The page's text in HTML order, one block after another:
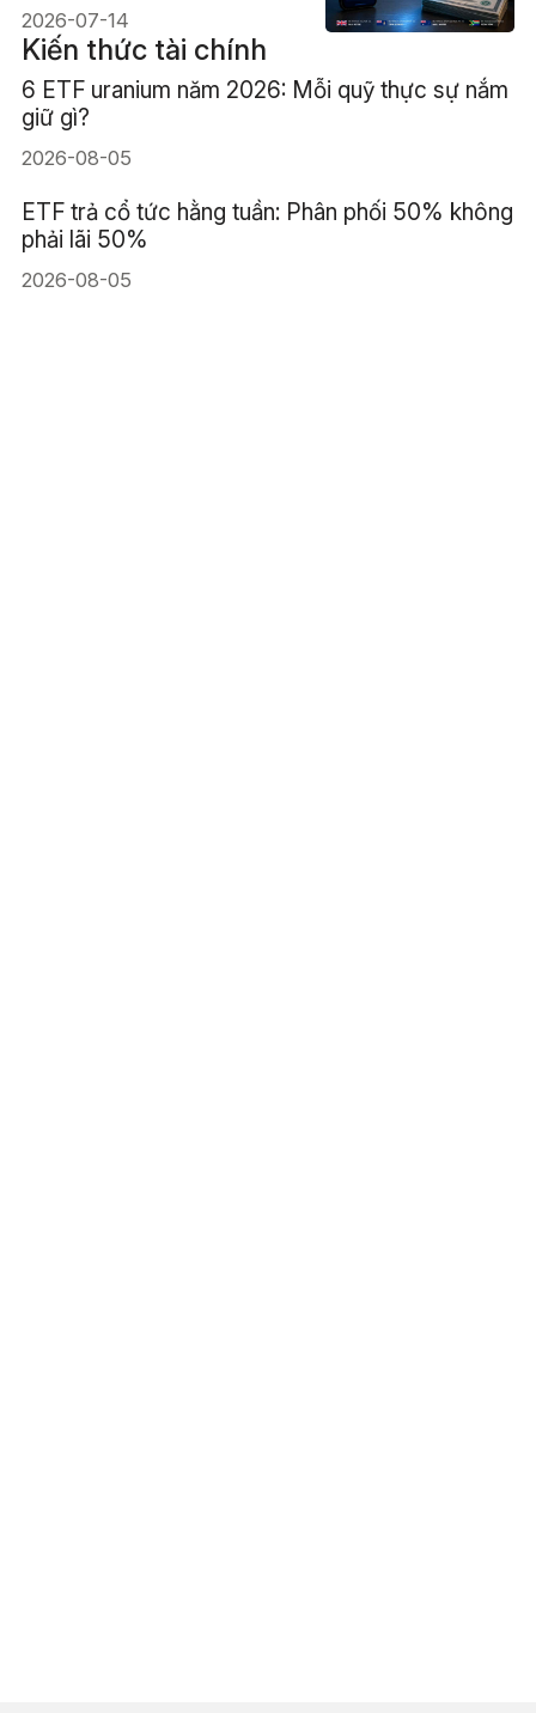
2026-07-14
Kiến thức tài chính
6 ETF uranium năm 2026: Mỗi quỹ thực sự nắm
giữ gì?
2026-08-05
ETF trả cổ tức hằng tuần: Phân phối 50% không
phải lãi 50%
2026-08-05